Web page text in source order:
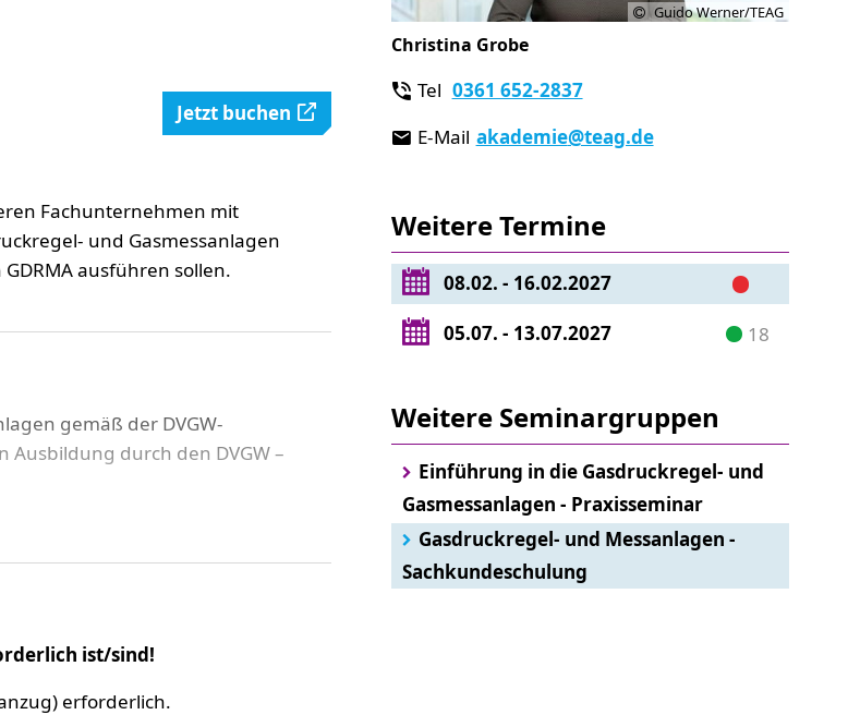
Jetzt buchen
Fachunternehmen mit
und Gasmessanlagen
ausführen sollen.
gemäß der DVGW-
durch den DVGW –
die wichtigsten in der Praxis
eigenständig
Temperatur)
ist/sind!
erforderlich.
Guido Werner/TEAG
Christina Grobe
Tel 0361 652-2837
E-Mail akademie@teag.de
Weitere Termine
08.02. - 16.02.2027
05.07. - 13.07.2027
18
Weitere Seminargruppen
Einführung in die Gasdruckregel- und
Gasmessanlagen - Praxisseminar
Gasdruckregel- und Messanlagen -
Sachkundeschulung